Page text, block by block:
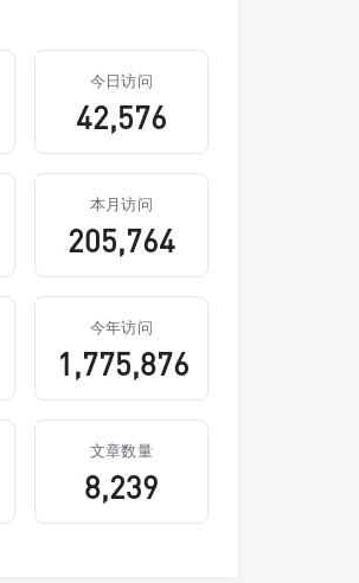
今日访问
42,576
本月访问
205,764
今年访问
1,775,876
文章数量
8,239